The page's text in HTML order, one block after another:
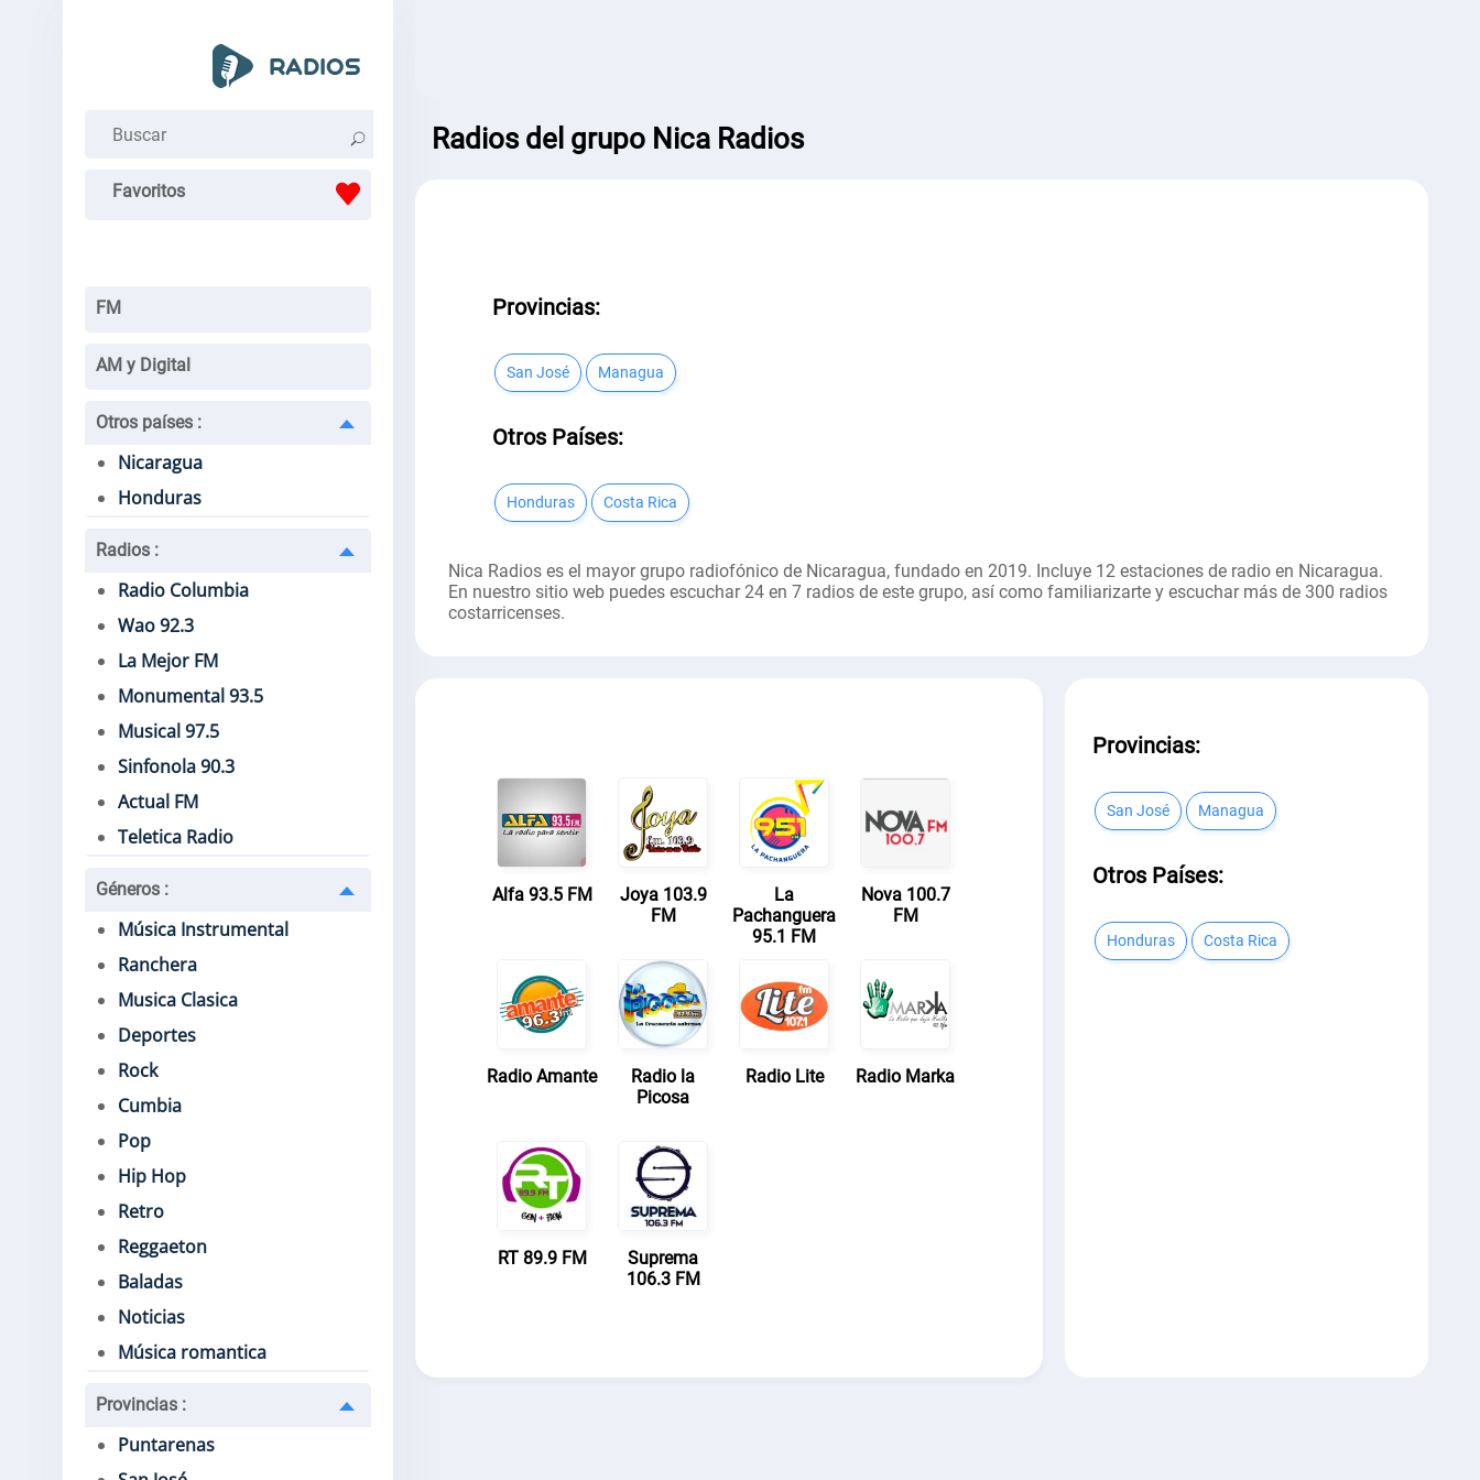
Favoritos
FM
AM y Digital
Otros países :
Nicaragua
Honduras
Radios :
Radio Columbia
Wao 92.3
La Mejor FM
Monumental 93.5
Musical 97.5
Sinfonola 90.3
Actual FM
Teletica Radio
Géneros :
Música Instrumental
Ranchera
Musica Clasica
Deportes
Rock
Cumbia
Pop
Hip Hop
Retro
Reggaeton
Baladas
Noticias
Música romantica
Provincias :
Puntarenas
Radios del grupo Nica Radios
Provincias:
San José Managua
Otros Países:
Honduras Costa Rica
Nica Radios es el mayor grupo radiofónico de Nicaragua, fundado en 2019. Incluye 12 estaciones de radio en Nicaragua.
En nuestro sitio web puedes escuchar 24 en 7 radios de este grupo, así como familiarizarte y escuchar más de 300 radios
costarricenses.
Alfa 93.5 FM
Joya 103.9
FM
La
Pachanguera
95.1 FM
Nova 100.7
FM
Radio Amante
Radio la
Picosa
Radio Lite Radio Marka
RT 89.9 FM
Suprema
106.3 FM
Provincias:
San José Managua
Otros Países:
Honduras Costa Rica